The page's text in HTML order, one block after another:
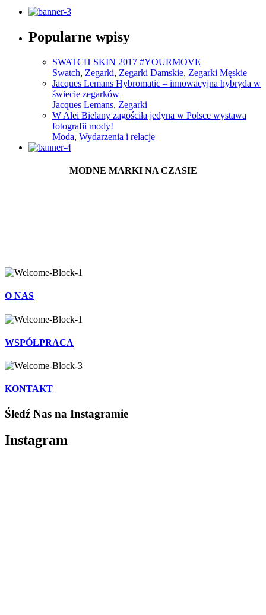
Sprawdź
Popularne wpisy
SWATCH SKIN 2017 #YOURMOVE
Swatch, Zegarki, Zegarki Damskie, Zegarki Męskie
Jacques Lemans Hybromatic – innowacyjna hybryda w
świecie zegarków
Jacques Lemans, Zegarki
W Alei Bielany zagościła jedyna w Polsce wystawa
fotografii mody!
Moda, Wydarzenia i relacje
MODNE MARKI NA CZASIE
O NAS
WSPÓŁPRACA
KONTAKT
Śledź Nas na Instagramie
Instagram